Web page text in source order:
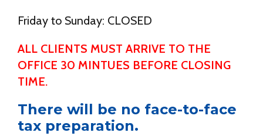
Friday to Sunday: CLOSED
ALL CLIENTS MUST ARRIVE TO THE
OFFICE 30 MINTUES BEFORE CLOSING
TIME.
There will be no face-to-face
tax preparation.